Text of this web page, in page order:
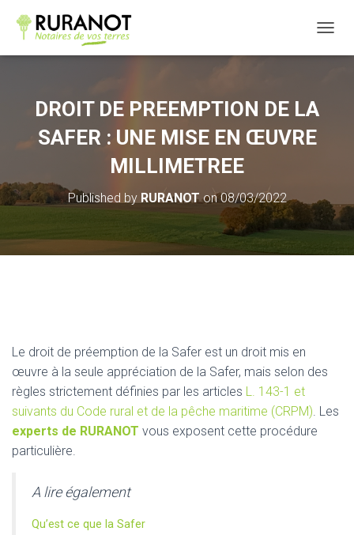
DROIT DE PREEMPTION DE LA
SAFER : UNE MISE EN ŒUVRE
MILLIMETREE
Published by RURANOTon08/03/2022
Le droit de préemption de la Safer est un droit mis en
œuvre à la seule appréciation de la Safer, mais selon des
règles strictement définies par les articles L. 143-1 et
suivants du Code rural et de la pêche maritime (CRPM). Les
experts de RURANOT vous exposent cette procédure
particulière.
A lire également
Qu’est ce que la Safer